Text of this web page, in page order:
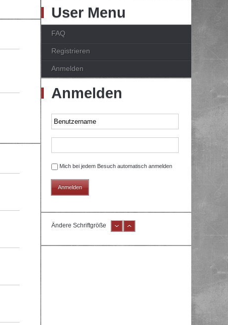
User Menu
FAQ
Registrieren
Anmelden
Anmelden
Mich bei jedem Besuch automatisch anmelden
Ändere Schriftgröße